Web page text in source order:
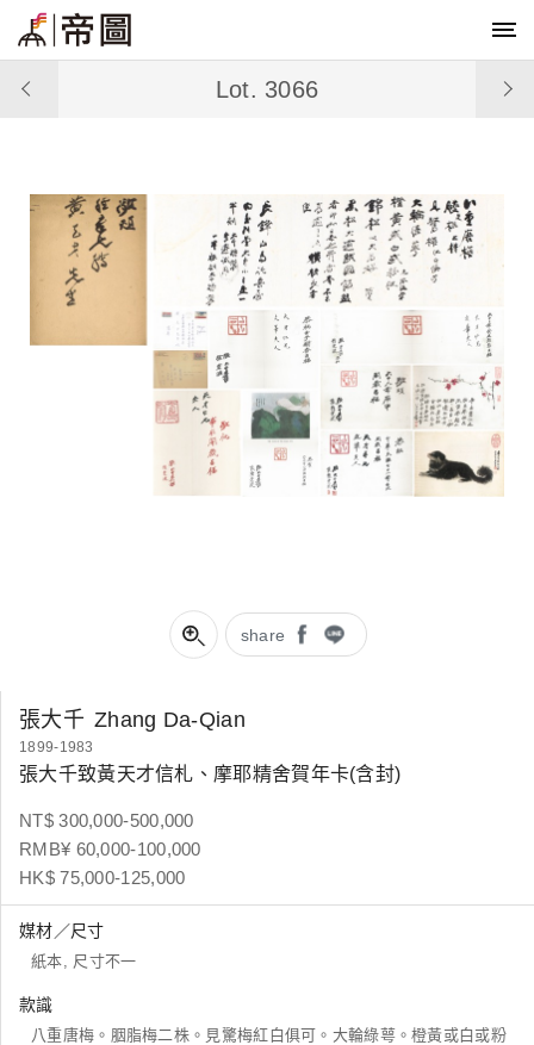
share
Lot. 3066
張大千 Zhang Da-Qian
1899-1983
張大千致黃天才信札、摩耶精舍賀年卡(含封)
NT$ 300,000-500,000
RMB¥ 60,000-100,000
HK$ 75,000-125,000
媒材／尺寸
紙本, 尺寸不一
款識
八重唐梅。胭脂梅二株。見驚梅紅白俱可。大輪綠萼。橙黃或白或粉